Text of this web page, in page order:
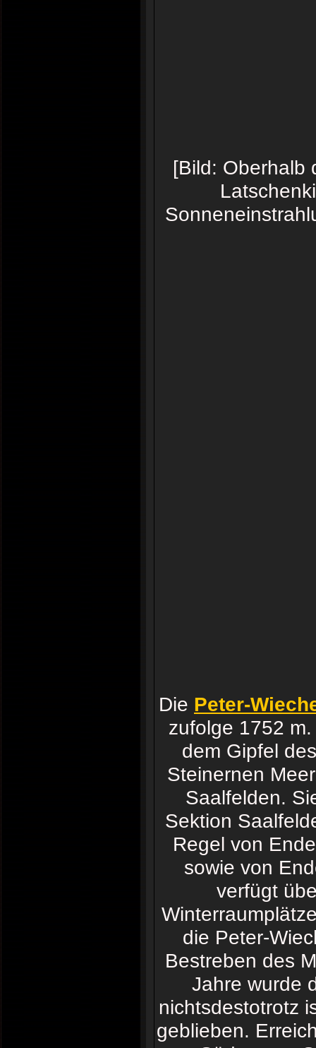
[Bild: Oberhalb
Die Peter-
zufolge 1752 m.
dem Gipfel
Steinernen
Saalfelden.
Sektion
Regel von
sowie von
verfügt
die Peter-
Bestreben des
Jahre wurde
nichtsdestotrotz
geblieben.